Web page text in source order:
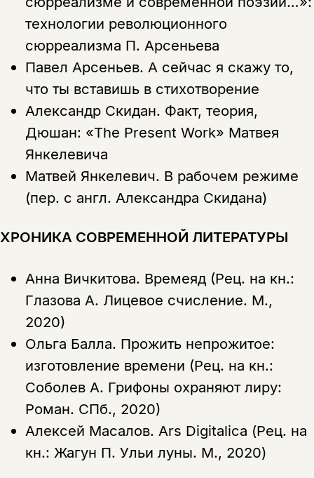
технологии революционного
сюрреализма П. Арсеньева
Павел Арсеньев. А сейчас я скажу то,
что ты вставишь в стихотворение
Александр Скидан. Факт, теория,
Дюшан: «The Present Work» Матвея
Янкелевича
Матвей Янкелевич. В рабочем режиме
(пер. с англ. Александра Скидана)
ХРОНИКА СОВРЕМЕННОЙ ЛИТЕРАТУРЫ
Анна Вичкитова. Времеяд (Рец. на кн.:
Глазова А. Лицевое счисление. М.,
2020)
Ольга Балла. Прожить непрожитое:
изготовление времени (Рец. на кн.:
Соболев А. Грифоны охраняют лиру:
Роман. СПб., 2020)
Алексей Масалов. Ars Digitalica (Рец. на
кн.: Жагун П. Ульи луны. М., 2020)